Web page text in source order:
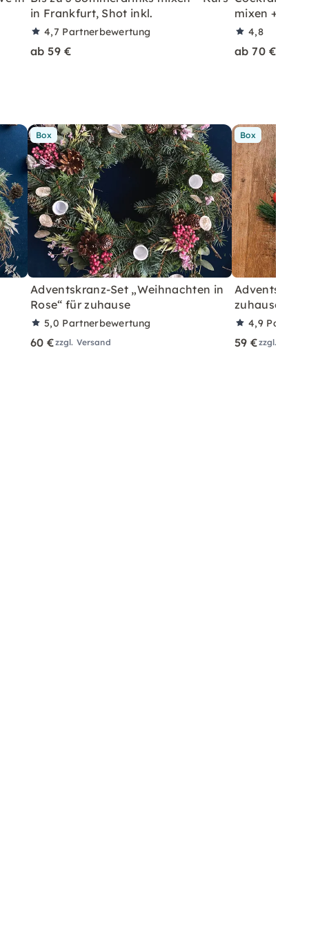
in Frankfurt, Shot inkl.
4,7 Partnerbewertung
ab 59 €
mixen +
4,8
ab 70 €
Box
Adventskranz-Set „Weihnachten in
Rose“ für zuhause
5,0 Partnerbewertung
60 €zzgl. Versand
Box
zuhause –
4,9
59 €zzgl.